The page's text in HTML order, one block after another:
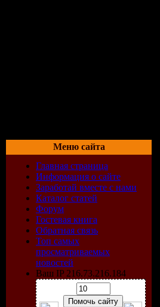
Меню сайта
Главная страница
Информация о сайте
Заработай вместе с нами
Каталог статей
Форум
Гостевая книга
Обратная связь
Топ самых
просматриваемых
новостей
Ваш IP 216.73.216.184